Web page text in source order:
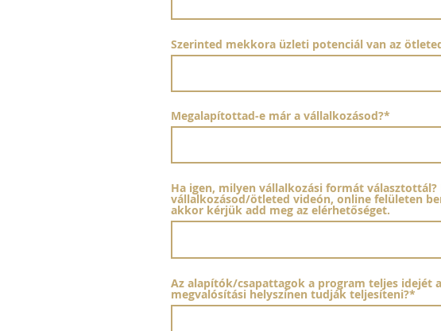
Szerinted mekkora üzleti potenciál van az
Megalapítottad-e már a vállalkozásod?*
Ha igen, milyen vállalkozási formát választottál?
vállalkozásod/ötleted videón, online felületen
akkor kérjük add meg az elérhetőséget.
Az alapítók/csapattagok a program teljes idejét
megvalósítási helyszínen tudják teljesíteni?*